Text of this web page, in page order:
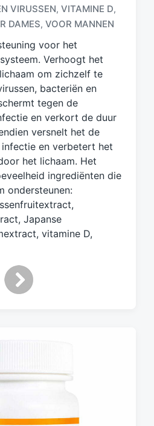
VIRUSSEN, VITAMINE D,
DAMES, VOOR MANNEN
voor het
Verhoogt het
om zichzelf te
bacteriën en
tegen de
en verkort de duur
versnelt het de
infectie en verbetert het
het lichaam. Het
ingrediënten die
ondersteunen:
Japanse
vitamine D,